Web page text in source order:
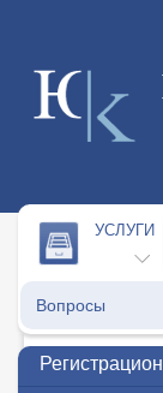
УСЛУГИ
Вопросы